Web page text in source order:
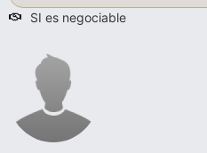
SI es negociable